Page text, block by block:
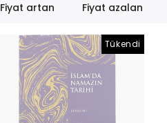
Fiyat artan Fiyat azalan
Tükendi